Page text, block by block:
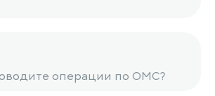
операции по ОМС?